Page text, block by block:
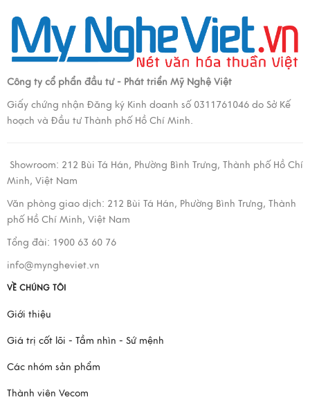
Công ty cổ phẩn đầu tư - Phát triển Mỹ Nghệ Việt
Giấy chứng nhận Đăng ký Kinh doanh số 0311761046 do Sở Kế
hoạch và Đầu tư Thành phố Hồ Chí Minh.
Showroom: 212 Bùi Tá Hán, Phường Bình Trưng, Thành phố Hồ Chí
Minh, Việt Nam
Văn phòng giao dịch: 212 Bùi Tá Hán, Phường Bình Trưng, Thành
phố Hồ Chí Minh, Việt Nam
Tổng đài: 1900 63 60 76
info@myngheviet.vn
VỀ CHÚNG TÔI
Giới thiệu
Giá trị cốt lõi - Tầm nhìn - Sứ mệnh
Các nhóm sản phẩm
Thành viên Vecom